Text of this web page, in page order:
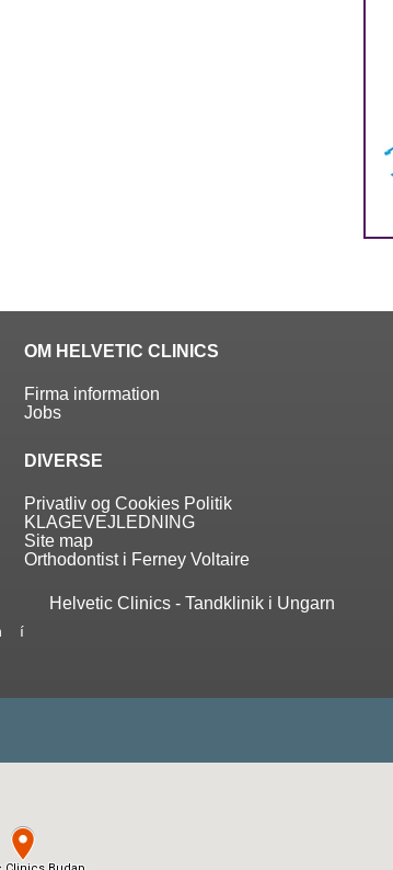
í
OM HELVETIC CLINICS
Firma information
Jobs
DIVERSE
Privatliv og Cookies Politik
KLAGEVEJLEDNING
Site map
Orthodontist i Ferney Voltaire
Helvetic Clinics - Tandklinik i Ungarn